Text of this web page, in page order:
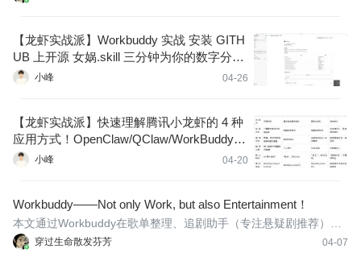
【龙虾实战派】Workbuddy 实战 安装 GITH
UB 上开源 女娲.skill 三分钟为你的数字分
身“灌注”顶级思维
小峰 04-26
【龙虾实战派】快速理解腾讯小龙虾的 4 种
应用方式！OpenClaw/QClaw/WorkBuddy/Cl
awBot 生态体验与最佳搭配
小峰 04-20
Workbuddy——Not only Work, but also Entertainment！
穿过生命散发芬芳 04-07
本文通过Workbuddy在歌单整理、追剧助手（专注悬疑剧推荐）和
早晚霞预测三大生活化场景进行实践，旨在给大家提供一个场景使